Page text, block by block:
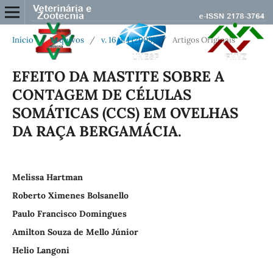
Início / Arquivos / v. 16 n. 1 (2009) / Artigos Originais
EFEITO DA MASTITE SOBRE A
CONTAGEM DE CÉLULAS
SOMÁTICAS (CCS) EM OVELHAS
DA RAÇA BERGAMÁCIA.
Melissa Hartman
Roberto Ximenes Bolsanello
Paulo Francisco Domingues
Amilton Souza de Mello Júnior
Helio Langoni